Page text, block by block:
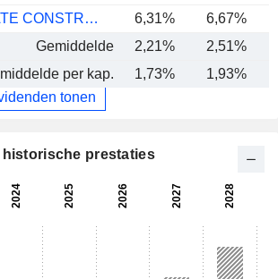
CHINA STATE CONSTRUCTION ENGINEERING CORPORATION LIMITED
6,31%
6,67%
Gemiddelde
2,21% 2,51%
per kap.
1,73% 1,93%
tonen
historische prestaties